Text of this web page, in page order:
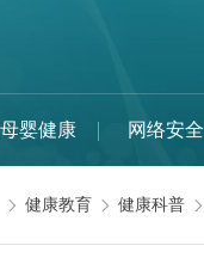
母婴健康 网络安全
 健康教育  健康科普 